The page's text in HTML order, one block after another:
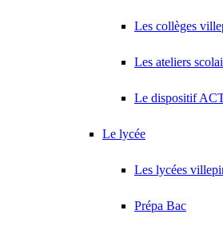
Les collèges
Les ateliers
Le dispositif
Le lycée
Les lycées
Prépa Bac